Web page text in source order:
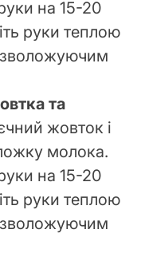
на 15-20
руки теплою
зволожуючим
та
жовток і
молока.
на 15-20
руки теплою
зволожуючим